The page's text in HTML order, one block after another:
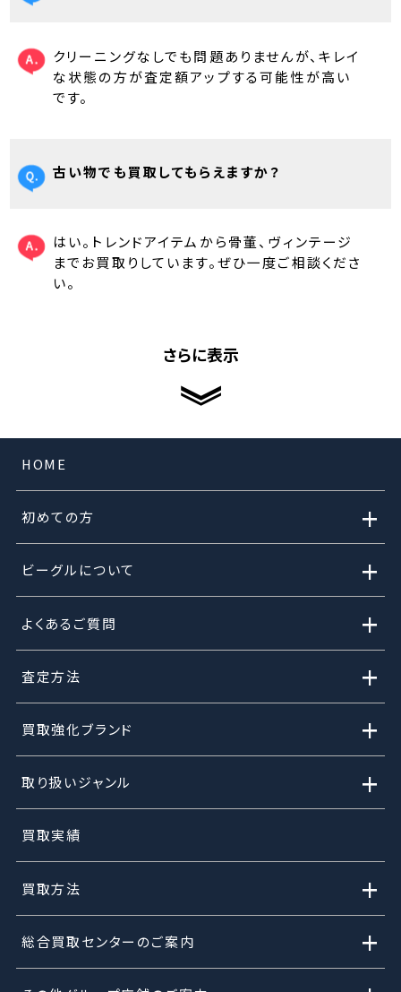
クリーニングなしでも問題ありませんが、キレイ
な状態の方が査定額アップする可能性が高い
です。
古い物でも買取してもらえますか？
はい。トレンドアイテムから骨董、ヴィンテージ
までお買取りしています。ぜひ一度ご相談くださ
い。
さらに表示
HOME
初めての方 +
ビーグルについて +
よくあるご質問 +
査定方法 +
買取強化ブランド +
取り扱いジャンル +
買取実績
買取方法 +
総合買取センターのご案内 +